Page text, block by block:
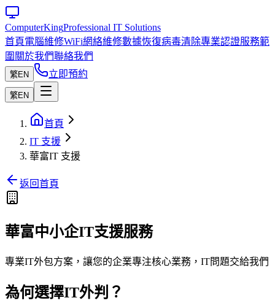
ComputerKingProfessional IT Solutions
首頁電腦維修WiFi網絡維修數據恢復病毒清除專業認證服務範
圍 關於我們聯絡我們
繁EN 立即預約
繁EN
首頁
IT 支援
華富IT 支援
返回首頁
華富中小企IT支援服務
專業IT外包方案，讓您的企業專注核心業務，IT問題交給我們
為何選擇IT外判？